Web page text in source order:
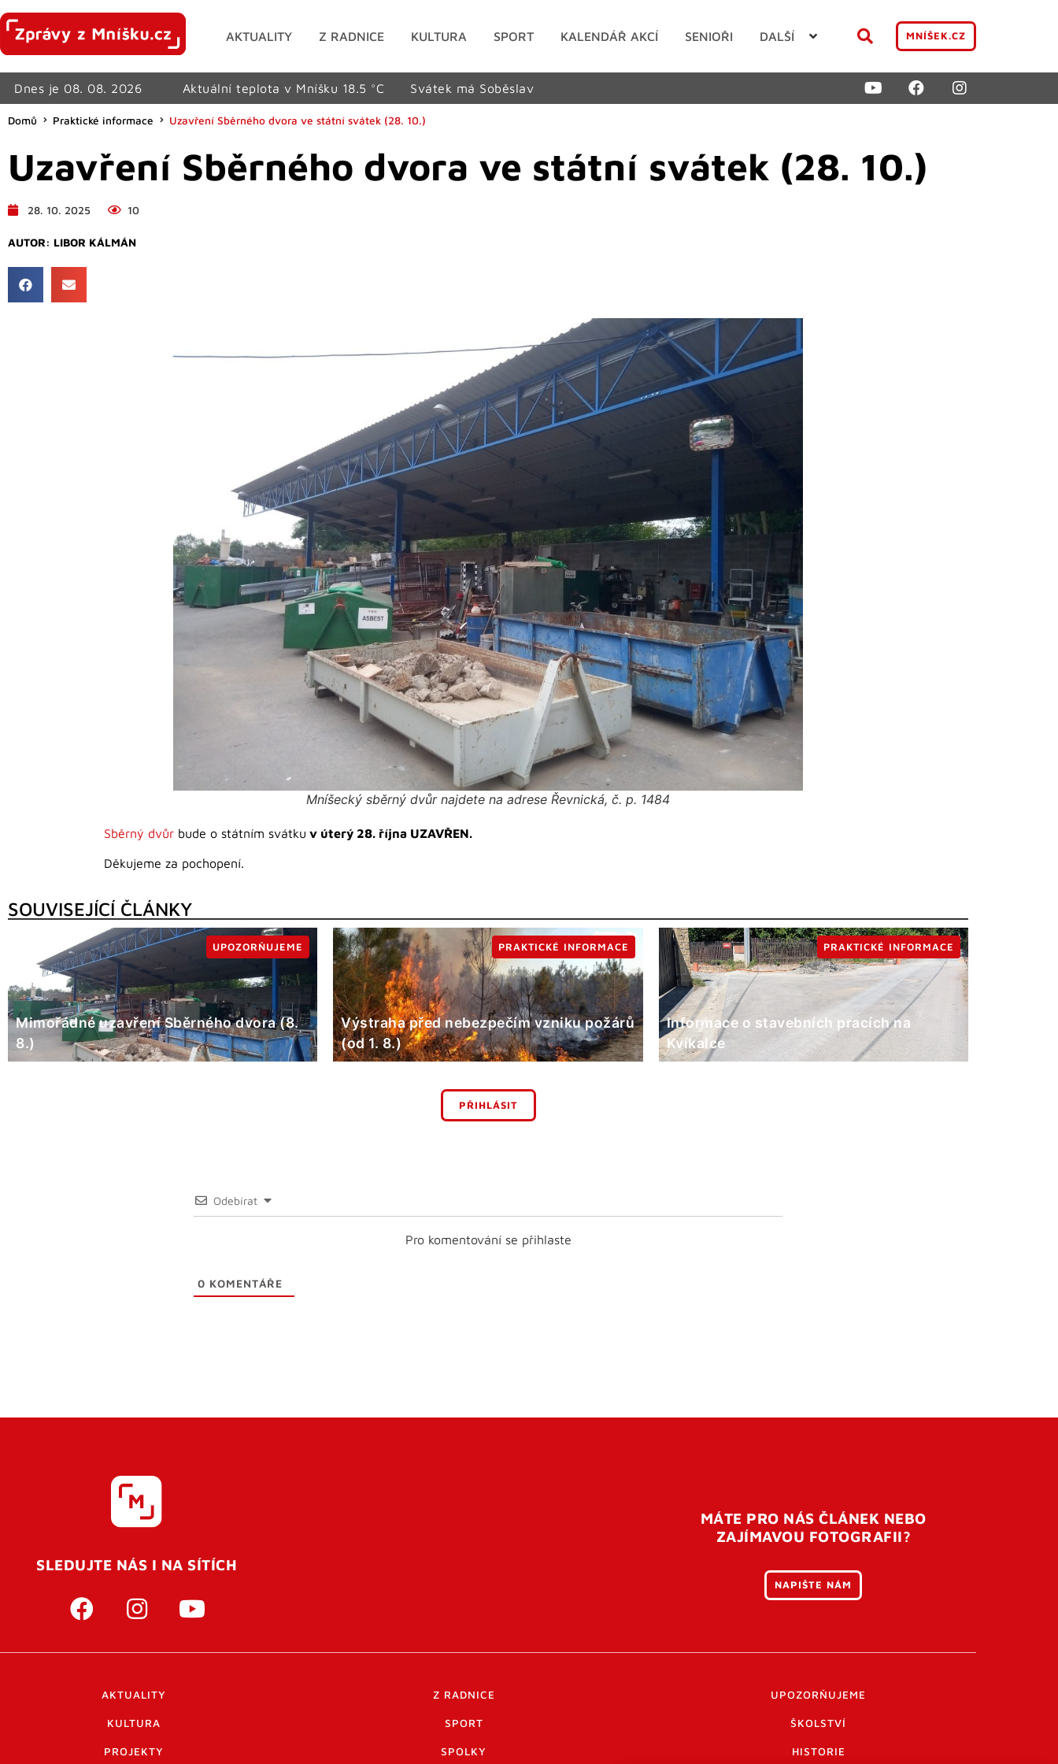
AKTUALITY Z RADNICE KULTURA SPORT KALENDÁŘ AKCÍ SENIOŘI DALŠÍ MNÍŠEK.CZ
Dnes je 08. 08. 2026 Aktuální teplota v Mníšku 18.5 °C Svátek má Soběslav
Domů Praktické informace Uzavření Sběrného dvora ve státní svátek (28. 10.)
Uzavření Sběrného dvora ve státní svátek (28. 10.)
28. 10. 2025 10
AUTOR: LIBOR KÁLMÁN
Mníšecký sběrný dvůr najdete na adrese Řevnická, č. p. 1484
Sběrný dvůr bude o státním svátku v úterý 28. října UZAVŘEN.
Děkujeme za pochopení.
SOUVISEJÍCÍ ČLÁNKY
Mimořádné uzavření Sběrného dvora (8.
8.)
UPOZORŇUJEME
Výstraha před nebezpečím vzniku požárů
(od 1. 8.)
PRAKTICKÉ INFORMACE
Informace o stavebních pracích na
Kvíkalce
PRAKTICKÉ INFORMACE
PŘIHLÁSIT
Odebírat
Pro komentování se přihlaste
0 KOMENTÁŘE
SLEDUJTE NÁS I NA SÍTÍCH
MÁTE PRO NÁS ČLÁNEK NEBO
ZAJÍMAVOU FOTOGRAFII?
NAPIŠTE NÁM
AKTUALITY Z RADNICE UPOZORŇUJEME
KULTURA SPORT ŠKOLSTVÍ
PROJEKTY SPOLKY HISTORIE